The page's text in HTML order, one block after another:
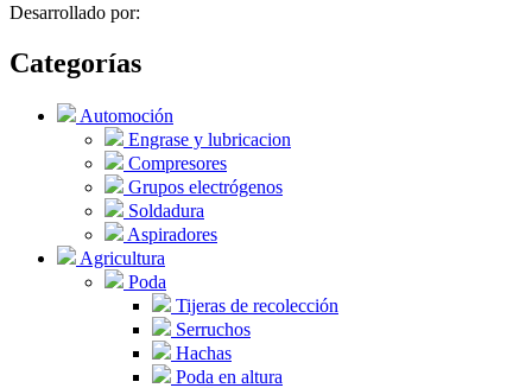
Desarrollado por:
Categorías
Automoción
Engrase y lubricacion
Compresores
Grupos electrógenos
Soldadura
Aspiradores
Agricultura
Poda
Tijeras de recolección
Serruchos
Hachas
Poda en altura